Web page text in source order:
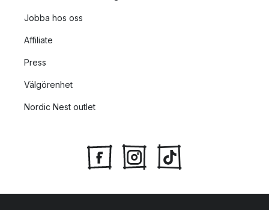
Jobba hos oss
Affiliate
Press
Välgörenhet
Nordic Nest outlet